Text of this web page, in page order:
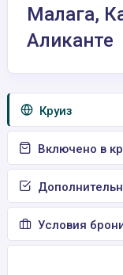
Малага,
Аликанте
Круиз
Включено в
Условия